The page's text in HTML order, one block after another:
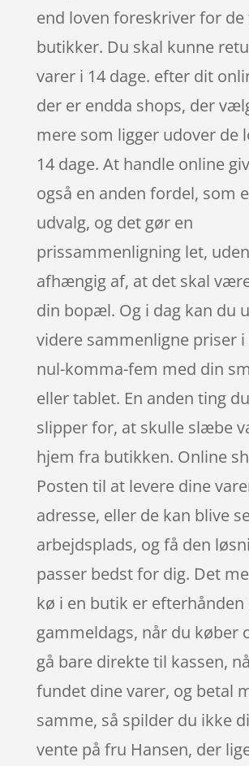
end loven foreskriver for de
butikker. Du skal kunne
varer i 14 dage. efter dit
der er endda shops, der
mere som ligger udover de
14 dage. At handle online
også en anden fordel, som
udvalg, og det gør en
prissammenligning let,
afhængig af, at det skal
din bopæl. Og i dag kan du
videre sammenligne priser
nul-komma-fem med din
eller tablet. En anden ting
slipper for, at skulle slæbe
hjem fra butikken. Online
Posten til at levere dine
adresse, eller de kan blive
arbejdsplads, og få den
passer bedst for dig. Det
kø i en butik er efterhånden
gammeldags, når du køber
gå bare direkte til kassen,
fundet dine varer, og betal
samme, så spilder du ikke
vente på fru Hansen, der